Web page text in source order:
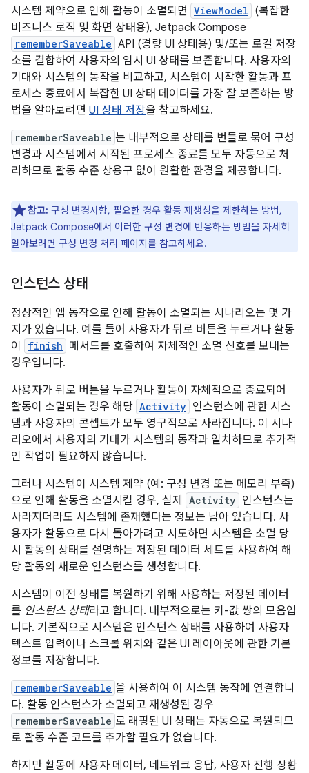
시스템 제약으로 인해 활동이 소멸되면 ViewModel (복잡한
비즈니스 로직 및 화면 상태용), Jetpack Compose
rememberSaveable API (경량 UI 상태용) 및/또는 로컬 저장
소를 결합하여 사용자의 임시 UI 상태를 보존합니다. 사용자의
기대와 시스템의 동작을 비교하고, 시스템이 시작한 활동과 프
로세스 종료에서 복잡한 UI 상태 데이터를 가장 잘 보존하는 방
법을 알아보려면 UI 상태 저장을 참고하세요.
rememberSaveable 는 내부적으로 상태를 번들로 묶어 구성
변경과 시스템에서 시작된 프로세스 종료를 모두 자동으로 처
리하므로 활동 수준 상용구 없이 원활한 환경을 제공합니다.
참고: 구성 변경사항, 필요한 경우 활동 재생성을 제한하는 방법,
Jetpack Compose에서 이러한 구성 변경에 반응하는 방법을 자세히
알아보려면 구성 변경 처리 페이지를 참고하세요.
인스턴스 상태
정상적인 앱 동작으로 인해 활동이 소멸되는 시나리오는 몇 가
지가 있습니다. 예를 들어 사용자가 뒤로 버튼을 누르거나 활동
이
finish 메서드를 호출하여 자체적인 소멸 신호를 보내는
경우입니다.
사용자가 뒤로 버튼을 누르거나 활동이 자체적으로 종료되어
활동이 소멸되는 경우 해당 Activity 인스턴스에 관한 시스
템과 사용자의 콘셉트가 모두 영구적으로 사라집니다. 이 시나
리오에서 사용자의 기대가 시스템의 동작과 일치하므로 추가적
인 작업이 필요하지 않습니다.
그러나 시스템이 시스템 제약 (예: 구성 변경 또는 메모리 부족)
으로 인해 활동을 소멸시킬 경우, 실제
Activity 인스턴스는
사라지더라도 시스템에 존재했다는 정보는 남아 있습니다. 사
용자가 활동으로 다시 돌아가려고 시도하면 시스템은 소멸 당
시 활동의 상태를 설명하는 저장된 데이터 세트를 사용하여 해
당 활동의 새로운 인스턴스를 생성합니다.
시스템이 이전 상태를 복원하기 위해 사용하는 저장된 데이터
를 인스턴스 상태라고 합니다. 내부적으로는 키-값 쌍의 모음입
니다. 기본적으로 시스템은 인스턴스 상태를 사용하여 사용자
텍스트 입력이나 스크롤 위치와 같은 UI 레이아웃에 관한 기본
정보를 저장합니다.
rememberSaveable 을 사용하여 이 시스템 동작에 연결합니
다. 활동 인스턴스가 소멸되고 재생성된 경우
rememberSaveable 로 래핑된 UI 상태는 자동으로 복원되므
로 활동 수준 코드를 추가할 필요가 없습니다.
하지만 활동에 사용자 데이터, 네트워크 응답, 사용자 진행 상황